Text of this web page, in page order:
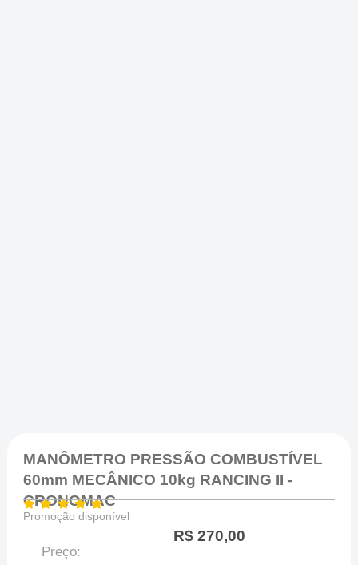
MANÔMETRO PRESSÃO COMBUSTÍVEL
60mm MECÂNICO 10kg RANCING II -
CRONOMAC
Promoção disponível
Preço:
R$270,00